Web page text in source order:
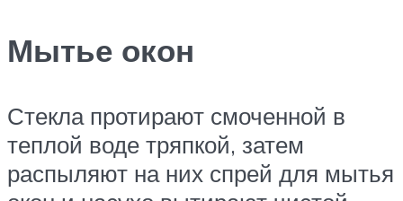
Мытье окон
Стекла протирают смоченной в
теплой воде тряпкой, затем
распыляют на них спрей для мытья